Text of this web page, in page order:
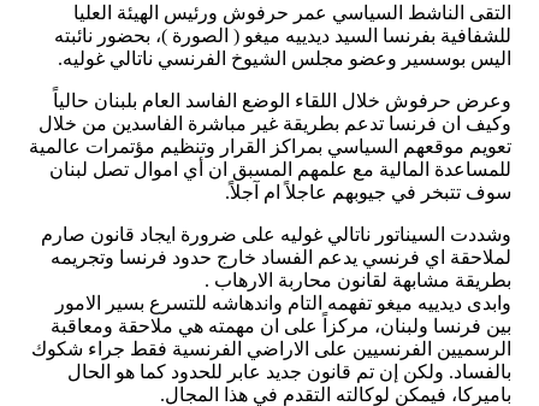
التقى الناشط السياسي عمر حرفوش ورئيس الهيئة العليا
للشفافية بفرنسا السيد ديدييه ميغو ( الصورة )، بحضور نائبته
اليس بوسسير وعضو مجلس الشيوخ الفرنسي ناتالي غوليه.
وعرض حرفوش خلال اللقاء الوضع الفاسد العام بلبنان حالياً
وكيف ان فرنسا تدعم بطريقة غير مباشرة الفاسدين من خلال
تعويم موقعهم السياسي بمراكز القرار وتنظيم مؤتمرات عالمية
للمساعدة المالية مع علمهم المسبق ان أي اموال تصل لبنان
سوف تتبخر في جيوبهم عاجلاً ام آجلاً.
وشددت السيناتور ناتالي غوليه على ضرورة ايجاد قانون صارم
لملاحقة اي فرنسي يدعم الفساد خارج حدود فرنسا وتجريمه
بطريقة مشابهة لقانون محاربة الارهاب .
وابدى ديدييه ميغو تفهمه التام واندهاشه للتسرع بسير الامور
بين فرنسا ولبنان، مركزاً على ان مهمته هي ملاحقة ومعاقبة
الرسميين الفرنسيين على الاراضي الفرنسية فقط جراء شكوك
بالفساد. ولكن إن تم قانون جديد عابر للحدود كما هو الحال
باميركا، فيمكن لوكالته التقدم في هذا المجال.